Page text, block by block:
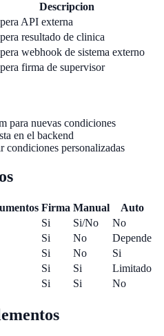
Descripcion
API externa
resultado de clinica
webhook de sistema externo
firma de supervisor
para nuevas condiciones
en el backend
personalizadas
Firma Manual
Auto
Si Si/No
No
Si No
Depende
Si No
Si
Si Si
Limitado
Si Si No